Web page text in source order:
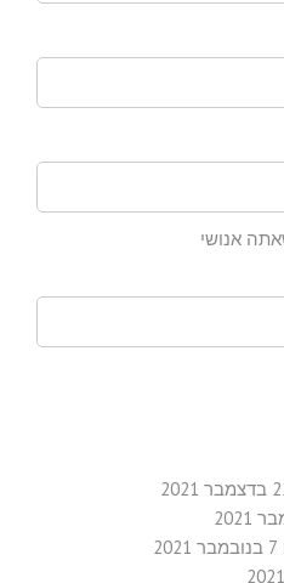
אנושי
2021
7 בנובמבר 2021